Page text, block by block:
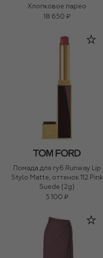
Хлопковое парео
18 650 ₽
Помада для губ Runway Lip
Stylo Matte, оттенок 112 Pink
Suede (2g)
5 100 ₽